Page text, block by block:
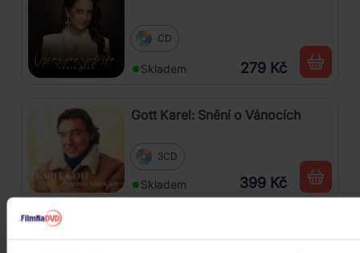
CD
Skladem 279 Kč
Gott Karel: Snění o Vánocích
3CD
Skladem 399 Kč